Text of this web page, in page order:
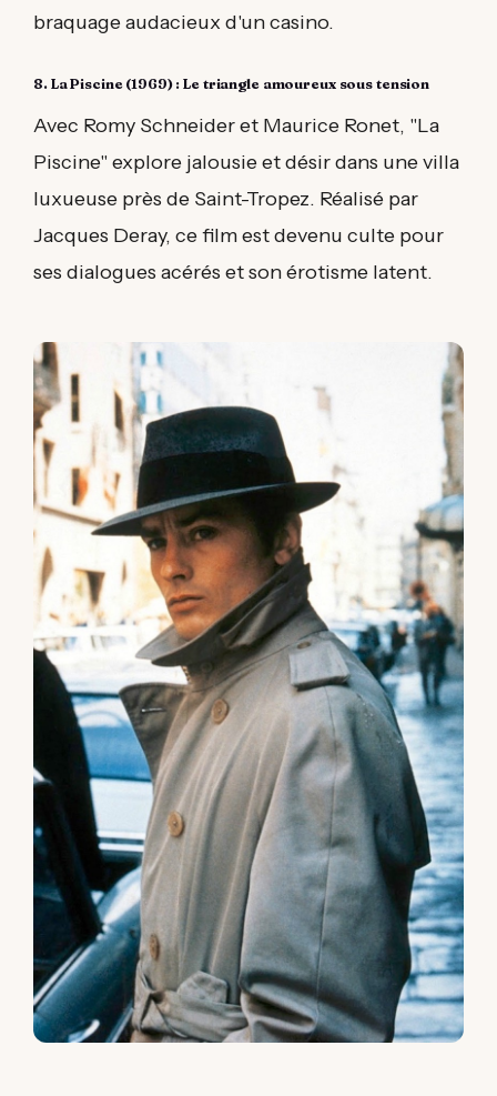
braquage audacieux d'un casino.
8. La Piscine (1969) : Le triangle amoureux sous tension
Avec Romy Schneider et Maurice Ronet, "La
Piscine" explore jalousie et désir dans une villa
luxueuse près de Saint-Tropez. Réalisé par
Jacques Deray, ce film est devenu culte pour
ses dialogues acérés et son érotisme latent.